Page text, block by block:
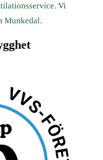
. Vi
Munkedal.